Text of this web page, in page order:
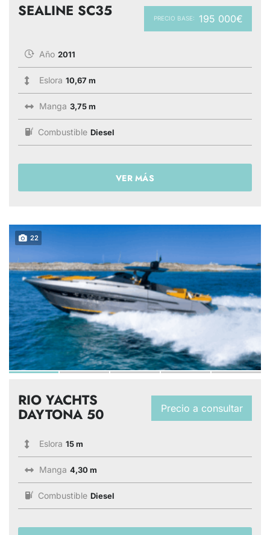
PRECIO BASE: 195 000€
SEALINE SC35
Año 2011
Eslora 10,67 m
Manga 3,75 m
Combustible Diesel
VER MÁS
22
Precio a consultar
RIO YACHTS
DAYTONA 50
Eslora 15 m
Manga 4,30 m
Combustible Diesel